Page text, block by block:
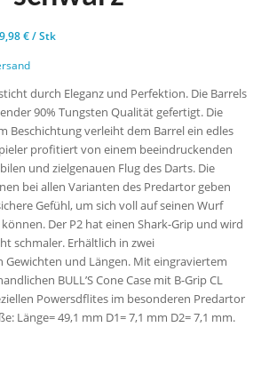
€/Stk
durch Eleganz und Perfektion. Die Barrels
90% Tungsten Qualität gefertigt. Die
Beschichtung verleiht dem Barrel ein edles
profitiert von einem beeindruckenden
und zielgenauen Flug des Darts. Die
bei allen Varianten des Predartor geben
Gefühl, um sich voll auf seinen Wurf
Der P2 hat einen Shark-Grip und wird
schmaler. Erhältlich in zwei
Gewichten und Längen. Mit eingraviertem
BULL’S Cone Case mit B-Grip CL
Powersdflites im besonderen Predartor
Länge= 49,1 mm D1= 7,1 mm D2= 7,1 mm.